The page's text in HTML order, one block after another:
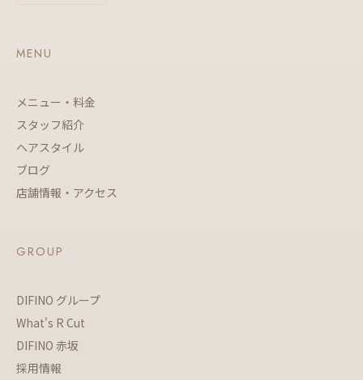
MENU
メニュー・料金
スタッフ紹介
ヘアスタイル
ブログ
店舗情報・アクセス
GROUP
DIFINO グループ
What's R Cut
DIFINO 赤坂
採用情報